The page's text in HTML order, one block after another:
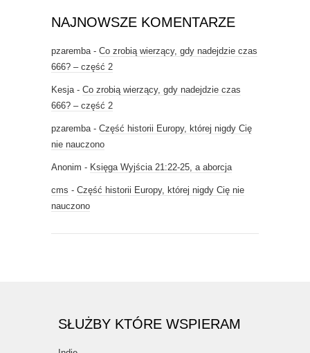
NAJNOWSZE KOMENTARZE
pzaremba - Co zrobią wierzący, gdy nadejdzie czas
666? – część 2
Kesja - Co zrobią wierzący, gdy nadejdzie czas
666? – część 2
pzaremba - Część historii Europy, której nigdy Cię
nie nauczono
Anonim - Księga Wyjścia 21:22-25, a aborcja
cms - Część historii Europy, której nigdy Cię nie
nauczono
SŁUŻBY KTÓRE WSPIERAM